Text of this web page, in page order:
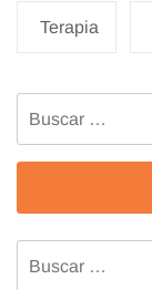
Terapia